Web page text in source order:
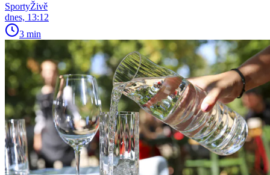
SportyŽivě
dnes, 13:12
3 min